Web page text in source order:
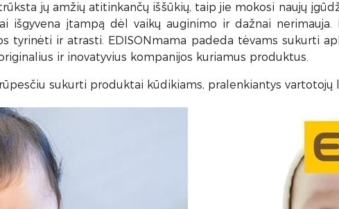
jų amžių atitinkančų iššūkių, taip jie mokosi naujų
išgyvena įtampą dėl vaikų auginimo ir dažnai nerimauja.
tyrinėti ir atrasti. EDISONmama padeda tėvams sukurti
ir inovatyvius kompanijos kuriamus produktus.
sukurti produktai kūdikiams, pralenkiantys vartotojų